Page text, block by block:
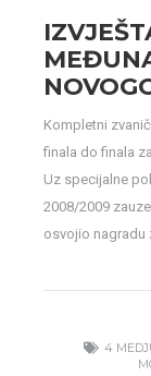
Kompletni
finala do finala
Uz specijalne
2008/2009
osvojio nagradu
4